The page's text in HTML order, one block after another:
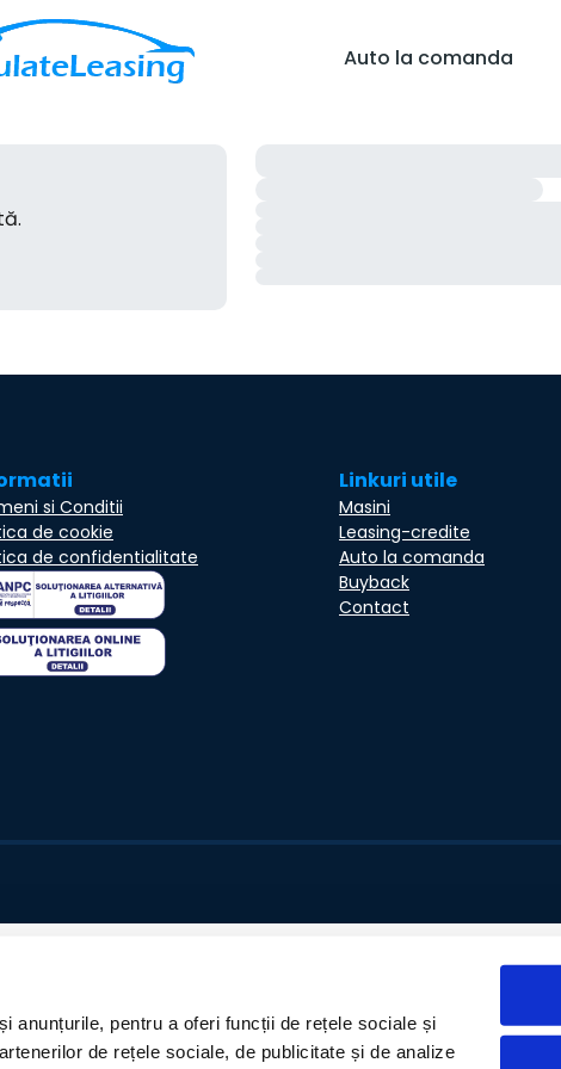
anunțurile, pentru a oferi funcții de rețele sociale și
de rețele sociale, de publicitate și de analize
Auto la comanda
si Conditii
de cookie
de confidentialitate
Linkuri utile
Masini
Leasing-credite
Auto la comanda
Buyback
Contact